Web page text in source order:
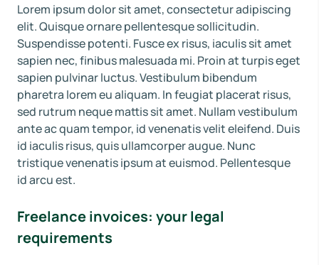
Lorem ipsum dolor sit amet, consectetur adipiscing
elit. Quisque ornare pellentesque sollicitudin.
Suspendisse potenti. Fusce ex risus, iaculis sit amet
sapien nec, finibus malesuada mi. Proin at turpis eget
sapien pulvinar luctus. Vestibulum bibendum
pharetra lorem eu aliquam. In feugiat placerat risus,
sed rutrum neque mattis sit amet. Nullam vestibulum
ante ac quam tempor, id venenatis velit eleifend. Duis
id iaculis risus, quis ullamcorper augue. Nunc
tristique venenatis ipsum at euismod. Pellentesque
id arcu est.
Freelance invoices: your legal
requirements